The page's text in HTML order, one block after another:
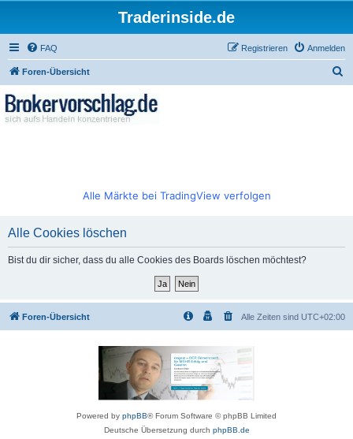
Traderinside.de
FAQ Anmelden
Registrieren
Foren-Übersicht
Alle Märkte bei TradingView verfolgen
Alle Cookies löschen
Bist du dir sicher, dass du alle Cookies des Boards löschen möchtest?
Foren-Übersicht Alle Zeiten sind UTC+02:00
Powered by phpBB® Forum Software © phpBB Limited
Deutsche Übersetzung durch phpBB.de